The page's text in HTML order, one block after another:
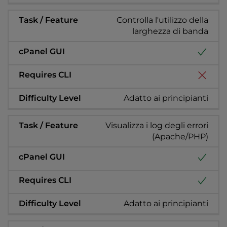
Controlla l'utilizzo della
larghezza di banda
Adatto ai principianti
Visualizza i log degli errori
(Apache/PHP)
Adatto ai principianti